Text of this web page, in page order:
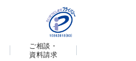
ご相談・
資料請求